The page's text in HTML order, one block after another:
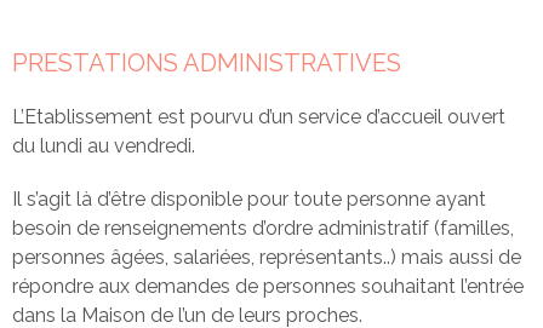
PRESTATIONS ADMINISTRATIVES
L’Etablissement est pourvu d’un service d’accueil ouvert
du lundi au vendredi.
Il s’agit là d’être disponible pour toute personne ayant
besoin de renseignements d’ordre administratif (familles,
personnes âgées, salariées, représentants..) mais aussi de
répondre aux demandes de personnes souhaitant l’entrée
dans la Maison de l’un de leurs proches.